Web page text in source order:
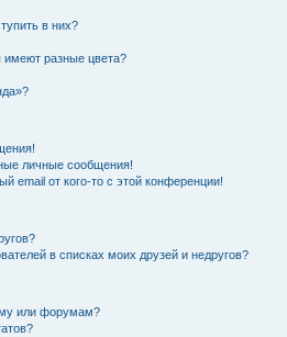
в них?
имеют разные цвета?
личные сообщения!
email от кого-то с этой конференции!
в списках моих друзей и недругов?
или форумам?